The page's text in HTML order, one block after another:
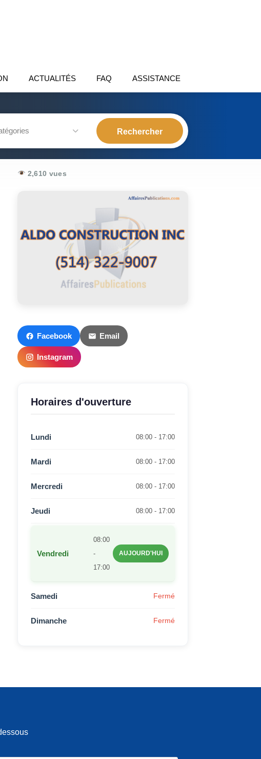
ACTUALITÉS FAQ ASSISTANCE
2,610 vues
Facebook Email
Instagram
Horaires d'ouverture
Lundi 08:00 - 17:00
Mardi 08:00 - 17:00
Mercredi 08:00 - 17:00
Jeudi 08:00 - 17:00
Vendredi
08:00
-
17:00
AUJOURD'HUI
Samedi Fermé
Dimanche Fermé